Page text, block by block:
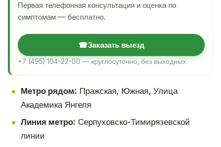
Первая телефонная консультация и оценка по
симптомам — бесплатно.
☎Заказать выезд
+7 (495) 104-22-00 — круглосуточно, без выходных
Метро рядом: Пражская, Южная, Улица
Академика Янгеля
Линия метро: Серпуховско-Тимирязевской
линии